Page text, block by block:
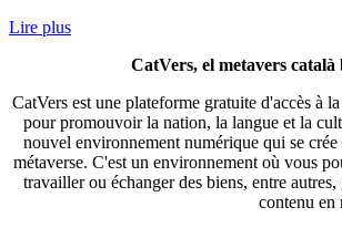
Lire plus
CatVers, el metavers
CatVers est une plateforme gratuite d'accès à
pour promouvoir la nation, la langue et la
nouvel environnement numérique qui se
métaverse. C'est un environnement où vous
travailler ou échanger des biens, entre
contenu